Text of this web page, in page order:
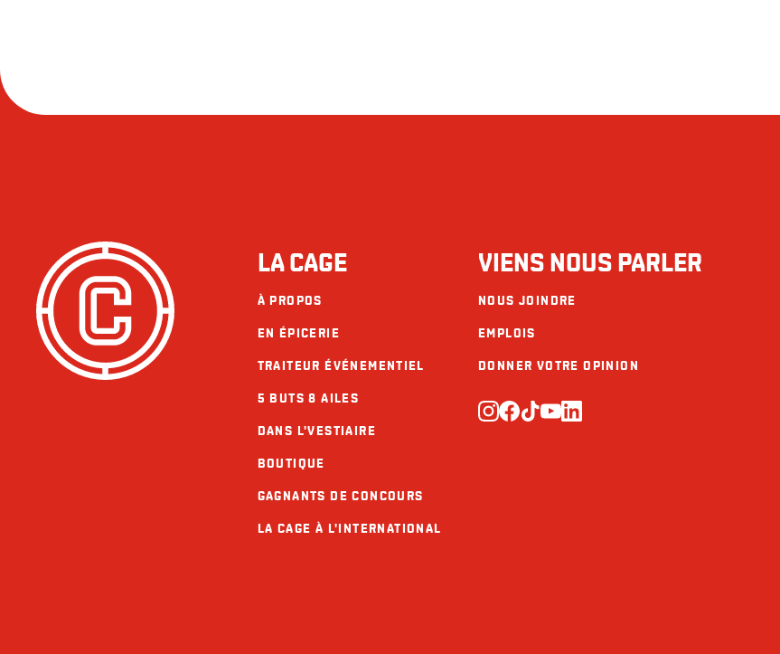
LA CAGE
À PROPOS
EN ÉPICERIE
TRAITEUR ÉVÉNEMENTIEL
5 BUTS 8 AILES
DANS L'VESTIAIRE
BOUTIQUE
GAGNANTS DE CONCOURS
LA CAGE À L'INTERNATIONAL
VIENS NOUS PARLER
NOUS JOINDRE
EMPLOIS
DONNER VOTRE OPINION